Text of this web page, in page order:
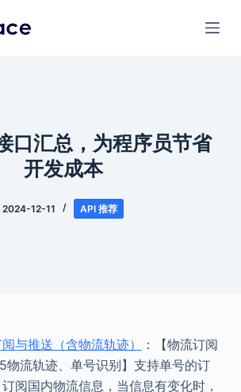
口汇总，为程序员节省
开发成本
2024-12-11 API 推荐
与推送（含物流轨迹）
：【物流订阅
物流轨迹、单号识别】支持单号的订
阅国内物流信息，当信息有变化时，